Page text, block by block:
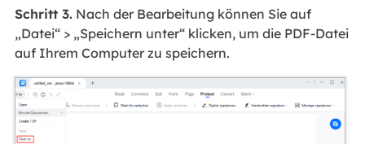
Schritt 3.Nach der Bearbeitung können Sie auf
„Datei“ > „Speichern unter“ klicken, um die PDF-Datei
auf Ihrem Computer zu speichern.